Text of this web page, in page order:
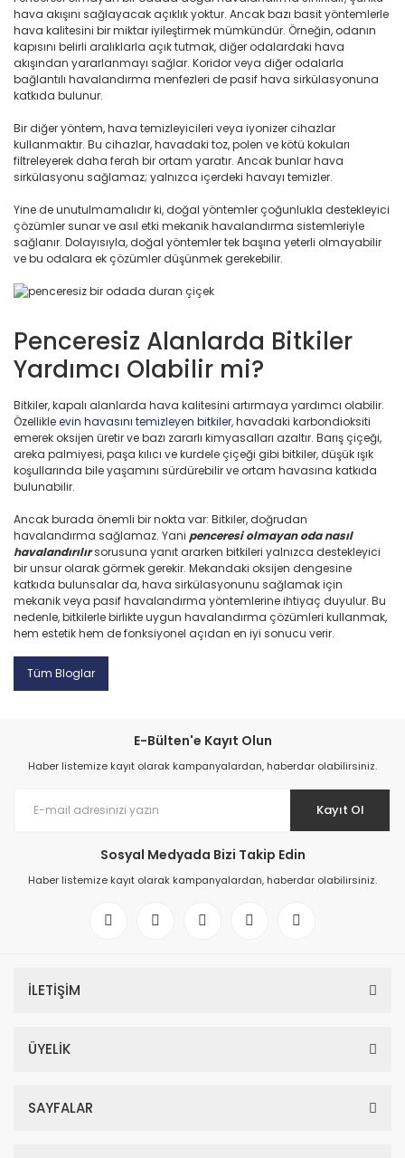
hava akışını sağlayacak açıklık yoktur. Ancak bazı basit yöntemlerle
hava kalitesini bir miktar iyileştirmek mümkündür. Örneğin, odanın
kapısını belirli aralıklarla açık tutmak, diğer odalardaki hava
akışından yararlanmayı sağlar. Koridor veya diğer odalarla
bağlantılı havalandırma menfezleri de pasif hava sirkülasyonuna
katkıda bulunur.
Bir diğer yöntem, hava temizleyicileri veya iyonizer cihazlar
kullanmaktır. Bu cihazlar, havadaki toz, polen ve kötü kokuları
filtreleyerek daha ferah bir ortam yaratır. Ancak bunlar hava
sirkülasyonu sağlamaz; yalnızca içerdeki havayı temizler.
Yine de unutulmamalıdır ki, doğal yöntemler çoğunlukla destekleyici
çözümler sunar ve asıl etki mekanik havalandırma sistemleriyle
sağlanır. Dolayısıyla, doğal yöntemler tek başına yeterli olmayabilir
ve bu odalara ek çözümler düşünmek gerekebilir.
Penceresiz Alanlarda Bitkiler
Yardımcı Olabilir mi?
Bitkiler, kapalı alanlarda hava kalitesini artırmaya yardımcı olabilir.
Özellikleevin havasını temizleyen bitkiler, havadaki karbondioksiti
emerek oksijen üretir ve bazı zararlı kimyasalları azaltır. Barış çiçeği,
areka palmiyesi, paşa kılıcı ve kurdele çiçeği gibi bitkiler, düşük ışık
koşullarında bile yaşamını sürdürebilir ve ortam havasına katkıda
bulunabilir.
Ancak burada önemli bir nokta var: Bitkiler, doğrudan
havalandırma sağlamaz. Yani penceresi olmayan oda nasıl
havalandırılırsorusuna yanıt ararken bitkileri yalnızca destekleyici
bir unsur olarak görmek gerekir. Mekandaki oksijen dengesine
katkıda bulunsalar da, hava sirkülasyonunu sağlamak için
mekanik veya pasif havalandırma yöntemlerine ihtiyaç duyulur. Bu
nedenle, bitkilerle birlikte uygun havalandırma çözümleri kullanmak,
hem estetik hem de fonksiyonel açıdan en iyi sonucu verir.
Tüm Bloglar
E-Bülten'e Kayıt Olun
Haber listemize kayıt olarak kampanyalardan, haberdar olabilirsiniz.
Kayıt Ol
Sosyal Medyada Bizi Takip Edin
Haber listemize kayıt olarak kampanyalardan, haberdar olabilirsiniz.
İLETİŞİM
ÜYELİK
SAYFALAR